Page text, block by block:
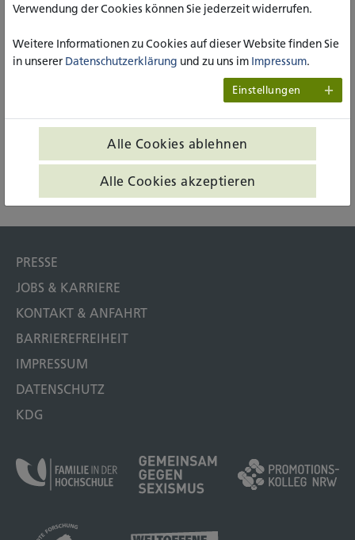
ANMELDUNG
Pädagogische Basisqualifizierung für Lehrpersonen in
Pflegebildungseinrichtungen
katho
PRESSE
JOBS & KARRIERE
KONTAKT & ANFAHRT
BARRIEREFREIHEIT
IMPRESSUM
DATENSCHUTZ
KDG
Verwendung der Cookies können Sie jederzeit widerrufen.
Weitere Informationen zu Cookies auf dieser Website finden Sie
in unserer Datenschutzerklärung und zu uns im Impressum.
Einstellungen
Alle Cookies ablehnen
Alle Cookies akzeptieren